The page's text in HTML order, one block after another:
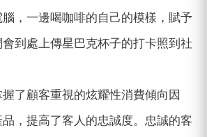
，一邊喝咖啡的自己的模樣，賦予
到處上傳星巴克杯子的打卡照到社
了顧客重視的炫耀性消費傾向因
，提高了客人的忠誠度。忠誠的客